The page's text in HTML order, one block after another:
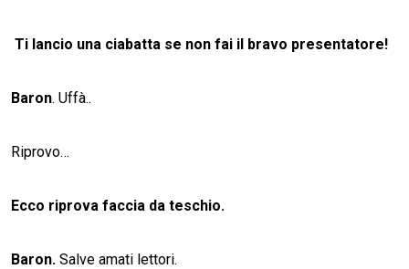
Ti lancio una ciabatta se non fai il bravo presentatore!
Baron. Uffà..
Riprovo…
Ecco riprova faccia da teschio.
Baron. Salve amati lettori.